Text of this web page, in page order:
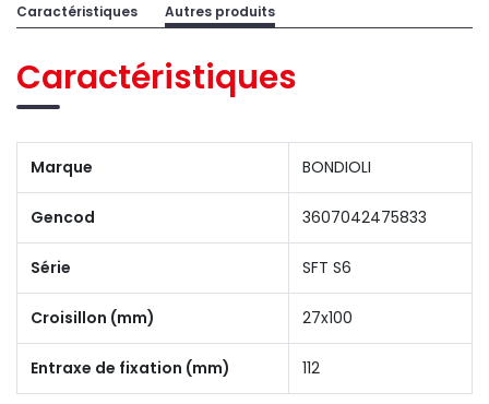
Caractéristiques Autres produits
Caractéristiques
Marque BONDIOLI
Gencod 3607042475833
Série SFT S6
Croisillon (mm) 27x100
Entraxe de fixation (mm) 112